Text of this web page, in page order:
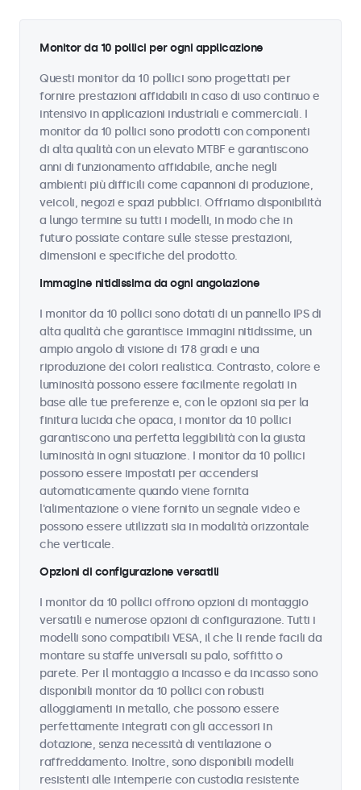
Monitor da 10 pollici per ogni applicazione
Questi monitor da 10 pollici sono progettati per
fornire prestazioni affidabili in caso di uso continuo e
intensivo in applicazioni industriali e commerciali. I
monitor da 10 pollici sono prodotti con componenti
di alta qualità con un elevato MTBF e garantiscono
anni di funzionamento affidabile, anche negli
ambienti più difficili come capannoni di produzione,
veicoli, negozi e spazi pubblici. Offriamo disponibilità
a lungo termine su tutti i modelli, in modo che in
futuro possiate contare sulle stesse prestazioni,
dimensioni e specifiche del prodotto.
Immagine nitidissima da ogni angolazione
I monitor da 10 pollici sono dotati di un pannello IPS di
alta qualità che garantisce immagini nitidissime, un
ampio angolo di visione di 178 gradi e una
riproduzione dei colori realistica. Contrasto, colore e
luminosità possono essere facilmente regolati in
base alle tue preferenze e, con le opzioni sia per la
finitura lucida che opaca, i monitor da 10 pollici
garantiscono una perfetta leggibilità con la giusta
luminosità in ogni situazione. I monitor da 10 pollici
possono essere impostati per accendersi
automaticamente quando viene fornita
l'alimentazione o viene fornito un segnale video e
possono essere utilizzati sia in modalità orizzontale
che verticale.
Opzioni di configurazione versatili
I monitor da 10 pollici offrono opzioni di montaggio
versatili e numerose opzioni di configurazione. Tutti i
modelli sono compatibili VESA, il che li rende facili da
montare su staffe universali su palo, soffitto o
parete. Per il montaggio a incasso e da incasso sono
disponibili monitor da 10 pollici con robusti
alloggiamenti in metallo, che possono essere
perfettamente integrati con gli accessori in
dotazione, senza necessità di ventilazione o
raffreddamento. Inoltre, sono disponibili modelli
resistenti alle intemperie con custodia resistente